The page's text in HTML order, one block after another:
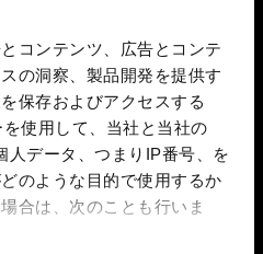
コンテンツ、広告とコンテ
の洞察、製品開発を提供す
保存およびアクセスする
使用して、当社と当社の
人データ、つまりIP番号、を
のような目的で使用するか
合は、次のことも行いま
ミアムであるか否か。
刻（+タイムゾーン）。
す、カードコレクションの